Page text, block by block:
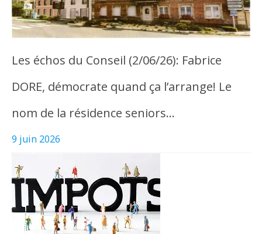
Les échos du Conseil (2/06/26): Fabrice
DORE, démocrate quand ça l’arrange! Le
nom de la résidence seniors…
9 juin 2026